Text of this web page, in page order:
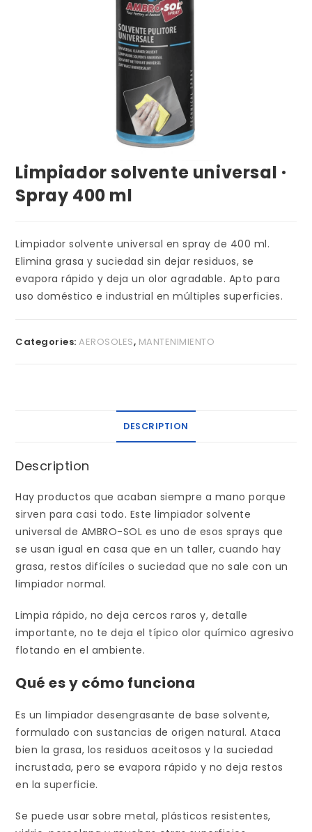
Limpiador solvente universal ·
Spray 400 ml
Limpiador solvente universal en spray de 400 ml.
Elimina grasa y suciedad sin dejar residuos, se
evapora rápido y deja un olor agradable. Apto para
uso doméstico e industrial en múltiples superficies.
Categories:AEROSOLES, MANTENIMIENTO
DESCRIPTION
Description
Hay productos que acaban siempre a mano porque
sirven para casi todo. Este limpiador solvente
universal de AMBRO-SOL es uno de esos sprays que
se usan igual en casa que en un taller, cuando hay
grasa, restos difíciles o suciedad que no sale con un
limpiador normal.
Limpia rápido, no deja cercos raros y, detalle
importante, no te deja el típico olor químico agresivo
flotando en el ambiente.
Qué es y cómo funciona
Es un limpiador desengrasante de base solvente,
formulado con sustancias de origen natural. Ataca
bien la grasa, los residuos aceitosos y la suciedad
incrustada, pero se evapora rápido y no deja restos
en la superficie.
Se puede usar sobre metal, plásticos resistentes,